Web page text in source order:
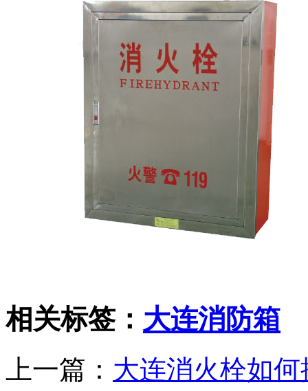
相关标签： 大连消防箱
上一篇： 大连消火栓如